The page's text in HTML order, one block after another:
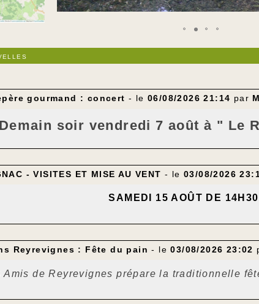
gourmand : concert - le06/08/2026 21:14 par
Demain soir vendredi 7 août à " Le
retrouvez un duo piano-voix et
---
- VISITES ET MISE AU VENT - le03/08/2026
SAMEDI 15 AOÛT DE
---
Reyrevignes : Fête du pain - le03/08/2026 23:02
Amis de Reyrevignes prépare la traditionnelle
14 août, à 21 h dans l’église Sainte